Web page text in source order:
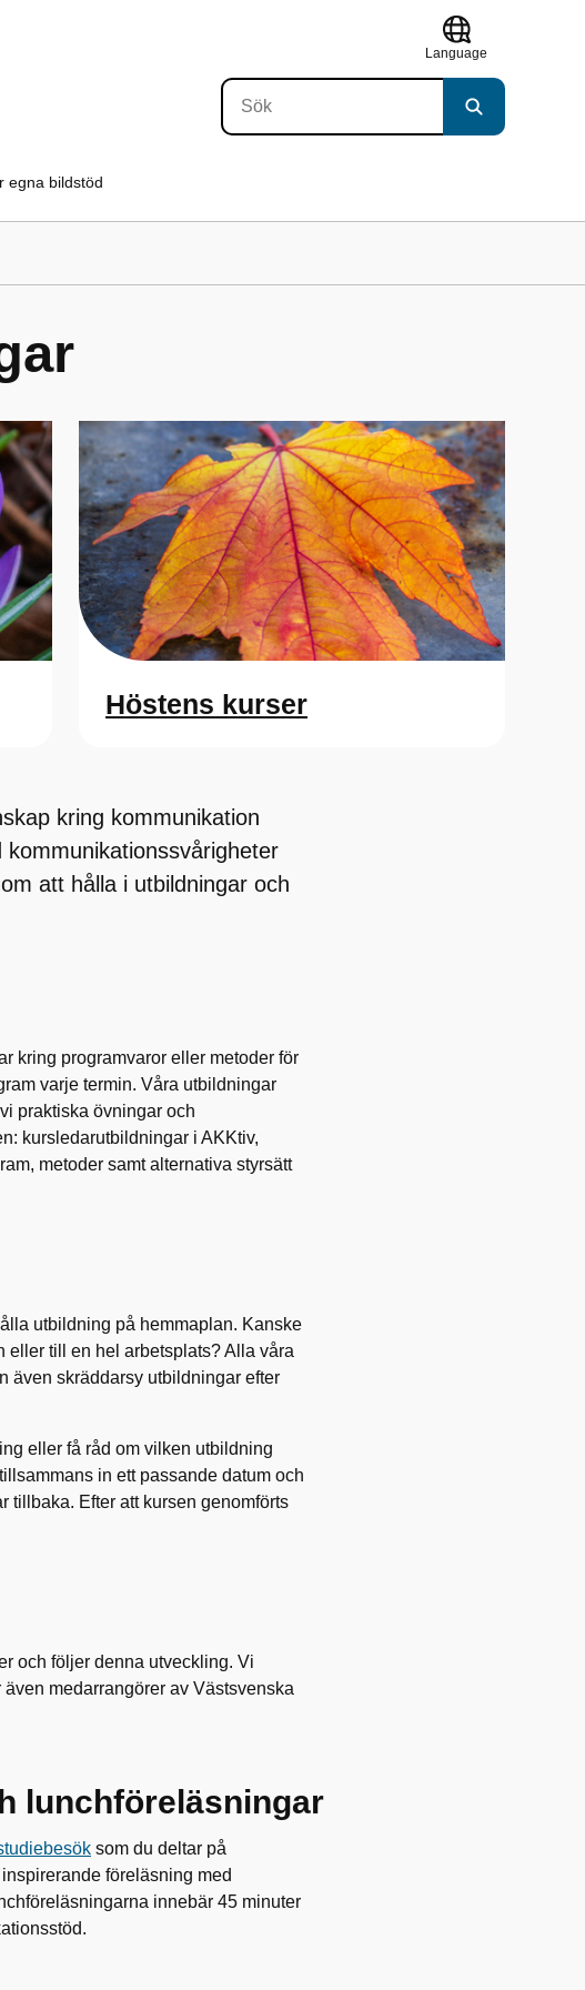
Language
egna bildstöd
Höstens kurser
kring kommunikation
att hålla i utbildningar och
kring programvaror eller metoder för
varje termin. Våra utbildningar
praktiska övningar och
kursledarutbildningar i AKKtiv,
metoder samt alternativa styrsätt
utbildning på hemmaplan. Kanske
till en hel arbetsplats? Alla våra
även skräddarsy utbildningar efter
eller få råd om vilken utbildning
in ett passande datum och
tillbaka. Efter att kursen genomförts
och följer denna utveckling. Vi
medarrangörer av Västsvenska
lunchföreläsningar
som du deltar på
föreläsning med
innebär 45 minuter